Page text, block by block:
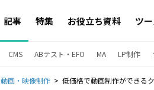
記事 特集 お役立ち資料 ツ
CMS ABテスト・EFO MA LP制作
動画・映像制作 低価格で動画制作ができる